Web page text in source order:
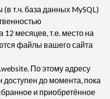
т.ч. база данных MySQL)
12 месяцев, т.е. место на
файлы вашего сайта
По этому адресу
доступен до момента, пока
и приобретённое